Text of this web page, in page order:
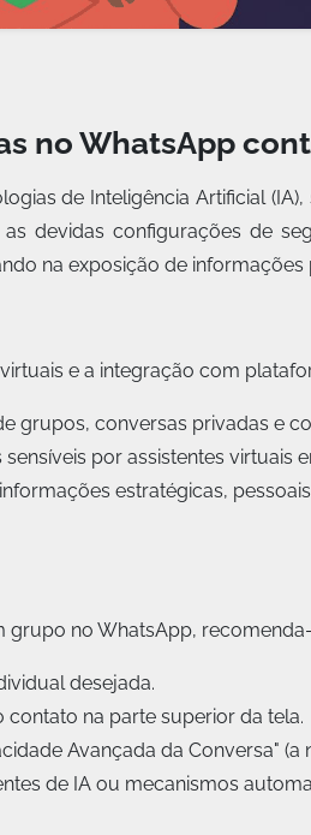
no WhatsApp
de Inteligência Artificial
devidas configurações de
na exposição de informações
e a integração com
grupos, conversas privadas e
por assistentes virtuais
estratégicas,
no WhatsApp,
desejada.
na parte superior da tela.
Avançada da Conversa"
de IA ou mecanismos